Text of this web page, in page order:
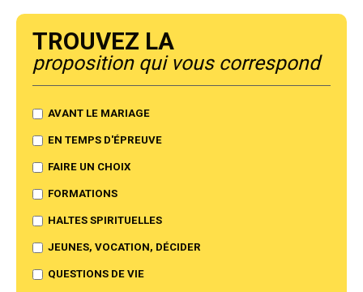
Trouvez la
proposition qui vous correspond
AVANT LE MARIAGE
EN TEMPS D'ÉPREUVE
FAIRE UN CHOIX
FORMATIONS
HALTES SPIRITUELLES
JEUNES, VOCATION, DÉCIDER
QUESTIONS DE VIE